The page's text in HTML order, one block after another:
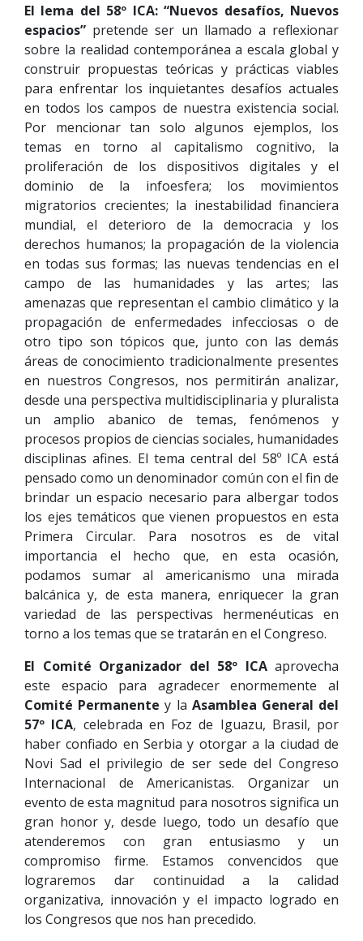
El lema del 58º ICA: “Nuevos desafíos, Nuevos
espacios” pretende ser un llamado a reflexionar
sobre la realidad contemporánea a escala global y
construir propuestas teóricas y prácticas viables
para enfrentar los inquietantes desafíos actuales
en todos los campos de nuestra existencia social.
Por mencionar tan solo algunos ejemplos, los
temas en torno al capitalismo cognitivo, la
proliferación de los dispositivos digitales y el
dominio de la infoesfera; los movimientos
migratorios crecientes; la inestabilidad financiera
mundial, el deterioro de la democracia y los
derechos humanos; la propagación de la violencia
en todas sus formas; las nuevas tendencias en el
campo de las humanidades y las artes; las
amenazas que representan el cambio climático y la
propagación de enfermedades infecciosas o de
otro tipo son tópicos que, junto con las demás
áreas de conocimiento tradicionalmente presentes
en nuestros Congresos, nos permitirán analizar,
desde una perspectiva multidisciplinaria y pluralista
un amplio abanico de temas, fenómenos y
procesos propios de ciencias sociales, humanidades
disciplinas afines. El tema central del 58º ICA está
pensado como un denominador común con el fin de
brindar un espacio necesario para albergar todos
los ejes temáticos que vienen propuestos en esta
Primera Circular. Para nosotros es de vital
importancia el hecho que, en esta ocasión,
podamos sumar al americanismo una mirada
balcánica y, de esta manera, enriquecer la gran
variedad de las perspectivas hermenéuticas en
torno a los temas que se tratarán en el Congreso.
El Comité Organizador del 58º ICAaprovecha
este espacio para agradecer enormemente al
Comité Permanente y la Asamblea General del
57º ICA, celebrada en Foz de Iguazu, Brasil, por
haber confiado en Serbia y otorgar a la ciudad de
Novi Sad el privilegio de ser sede del Congreso
Internacional de Americanistas. Organizar un
evento de esta magnitud para nosotros significa un
gran honor y, desde luego, todo un desafío que
atenderemos con gran entusiasmo y un
compromiso firme. Estamos convencidos que
lograremos dar continuidad a la calidad
organizativa, innovación y el impacto logrado en
los Congresos que nos han precedido.